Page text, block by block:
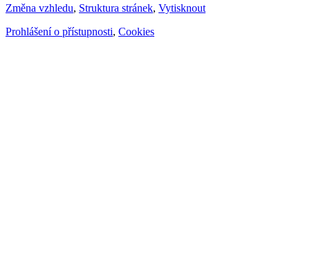
Změna vzhledu, Struktura stránek, Vytisknout
Prohlášení o přístupnosti, Cookies